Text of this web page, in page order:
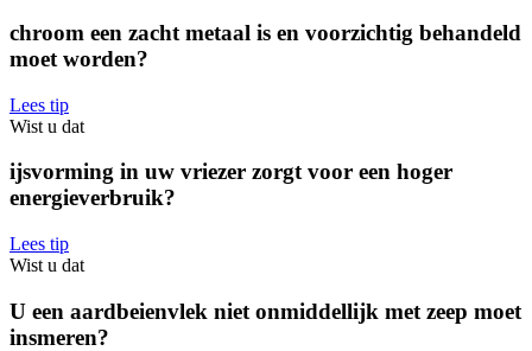
chroom een zacht metaal is en voorzichtig behandeld
moet worden?
Lees tip
Wist u dat
ijsvorming in uw vriezer zorgt voor een hoger
energieverbruik?
Lees tip
Wist u dat
U een aardbeienvlek niet onmiddellijk met zeep moet
insmeren?